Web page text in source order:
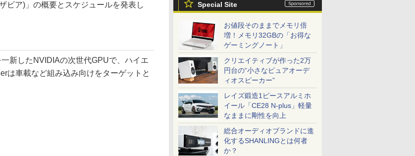
Special Site
お値段そのままでメモリ倍
増！メモリ32GBの「お得な
ゲーミングノート」
クリエイティブが作った2万
円台の“小さなピュアオーデ
ィオスピーカー”
レイズ鍛造1ピースアルミホ
イール「CE28 N-plus」軽量
なままに剛性を向上
総合オーディオブランドに進
化するSHANLINGとは何者
か？
ビア)」の概要とスケジュールを発表し
新したNVIDIAの次世代GPUで、ハイエ
は車載など組み込み向けをターゲットと